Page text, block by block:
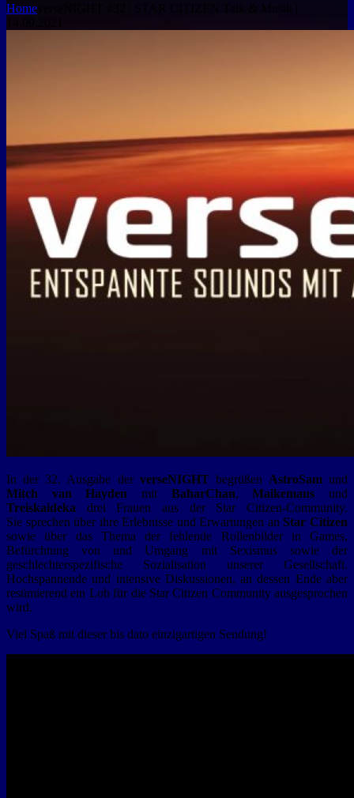
Home
In der 32. Ausgabe der verseNIGHT​ begrüßen AstroSam​und
Mitch van Hayden mit BaharChan,Maikemaus und
Treiskaideka drei Frauen aus der Star Citizen-Community.
Sie sprechen über ihre Erlebnisse und Erwartungen an Star Citizen
sowie über das Thema der fehlende Rollenbilder in Games,
Befürchtung von und Umgang mit Sexismus sowie der
geschlechterspezifische Sozialisation unserer Gesellschaft.
Hochspannende und intensive Diskussionen, an dessen Ende aber
resümierend ein Lob für die Star Citizen Community ausgesprochen
wird.
Viel Spaß mit dieser bis dato einzigartigen Sendung!